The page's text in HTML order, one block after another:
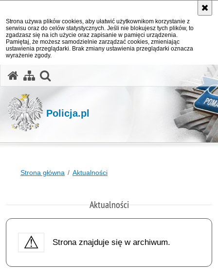
Strona używa plików cookies, aby ułatwić użytkownikom korzystanie z
serwisu oraz do celów statystycznych. Jeśli nie blokujesz tych plików, to
zgadzasz się na ich użycie oraz zapisanie w pamięci urządzenia.
Pamiętaj, że możesz samodzielnie zarządzać cookies, zmieniając
ustawienia przeglądarki. Brak zmiany ustawienia przeglądarki oznacza
wyrażenie zgody.
Policja.pl
Strona główna Aktualności
Aktualności
Strona znajduje się w archiwum.